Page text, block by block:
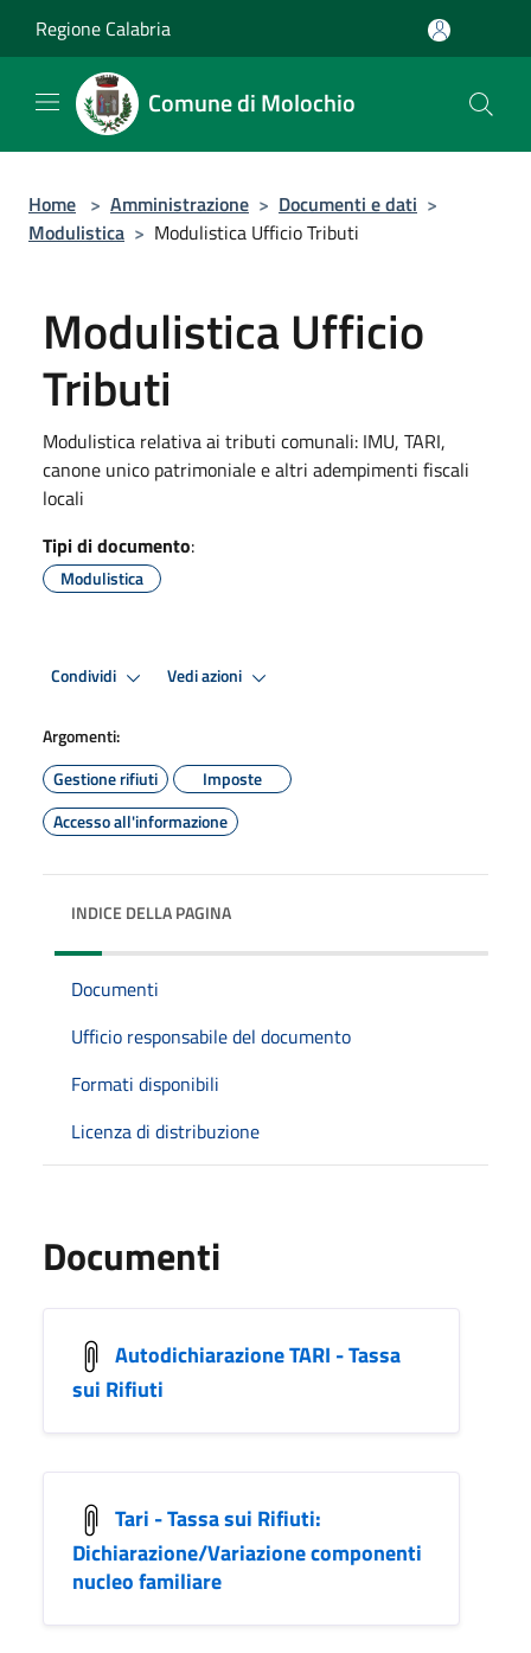
Regione Calabria
Comune di Molochio
Home > Amministrazione > Documenti e dati >
Modulistica > Modulistica Ufficio Tributi
Modulistica Ufficio
Tributi
Modulistica relativa ai tributi comunali: IMU, TARI,
canone unico patrimoniale e altri adempimenti fiscali
locali
Tipi di documento:
Modulistica
Condividi Vedi azioni
Argomenti:
Gestione rifiuti
Imposte
Accesso all'informazione
INDICE DELLA PAGINA
Documenti
Ufficio responsabile del documento
Formati disponibili
Licenza di distribuzione
Documenti
Autodichiarazione TARI - Tassa
sui Rifiuti
Tari - Tassa sui Rifiuti:
Dichiarazione/Variazione componenti
nucleo familiare